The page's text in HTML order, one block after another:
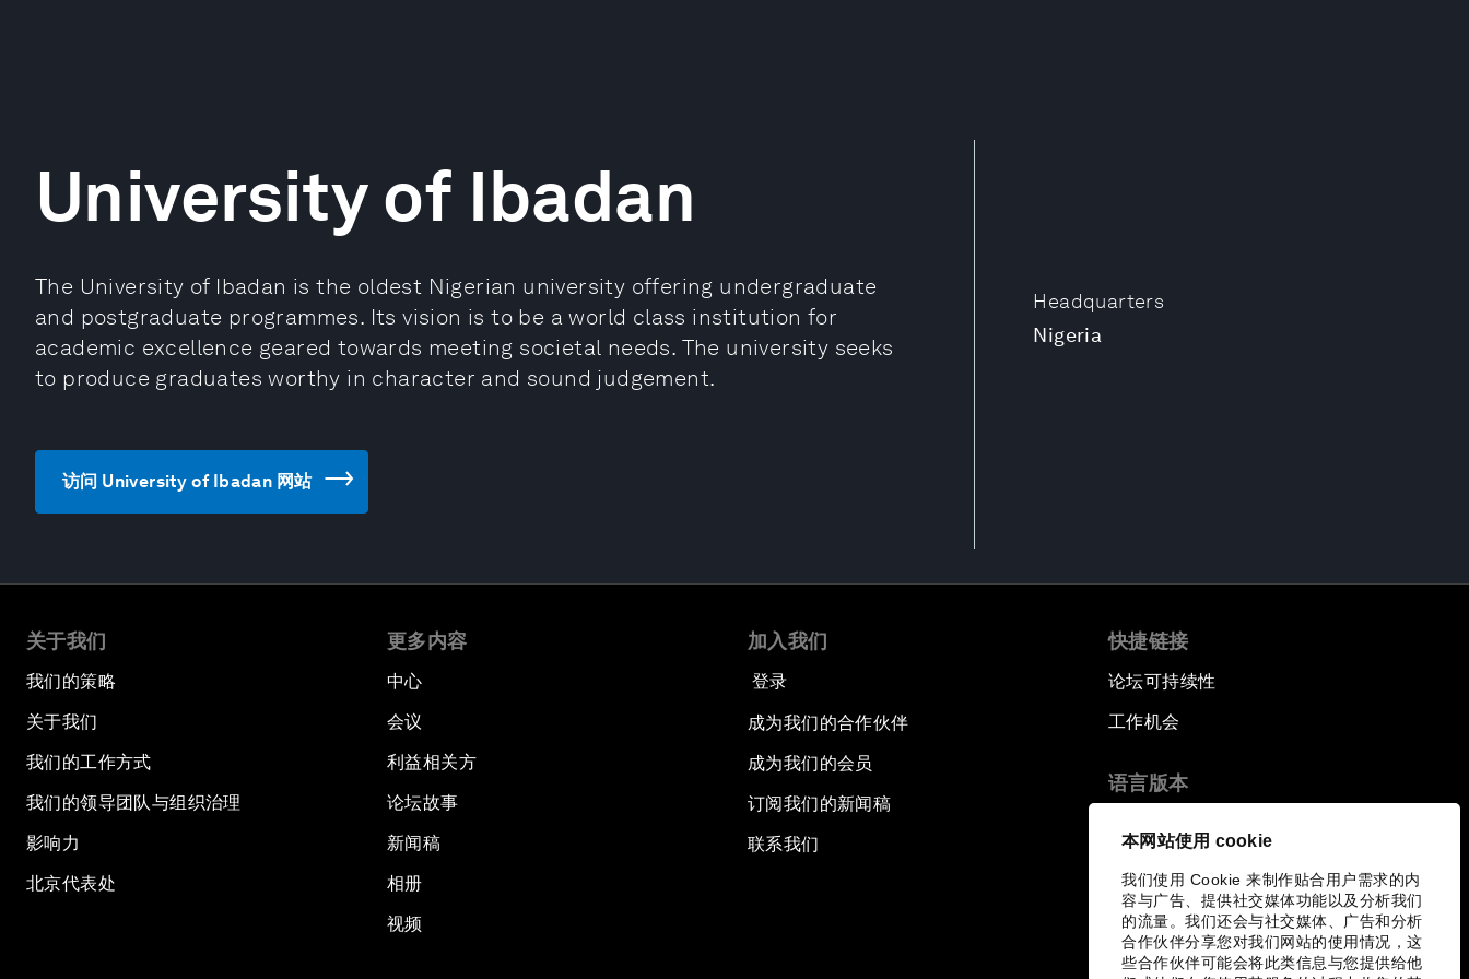
本网站使用 cookie
我们使用 Cookie 来制作贴合用户需求的内
容与广告、提供社交媒体功能以及分析我们
的流量。我们还会与社交媒体、广告和分析
合作伙伴分享您对我们网站的使用情况，这
些合作伙伴可能会将此类信息与您提供给他
Headquarters
Nigeria
University of Ibadan
The University of Ibadan is the oldest Nigerian university offering undergraduate
and postgraduate programmes. Its vision is to be a world class institution for
academic excellence geared towards meeting societal needs. The university seeks
to produce graduates worthy in character and sound judgement.
访问 University of Ibadan 网站
关于我们
我们的策略
关于我们
我们的工作方式
我们的领导团队与组织治理
影响力
北京代表处
更多内容
中心
会议
利益相关方
论坛故事
新闻稿
相册
视频
加入我们
登录
成为我们的合作伙伴
成为我们的会员
订阅我们的新闻稿
联系我们
快捷链接
论坛可持续性
工作机会
语言版本